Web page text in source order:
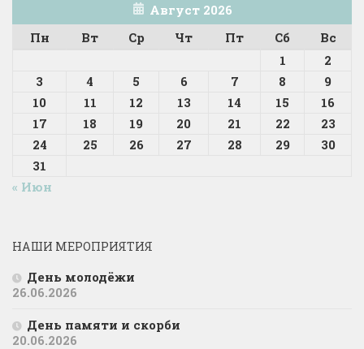
Август 2026
Пн
Вт Ср Чт Пт Сб
Вс
1
2
3
4 5 6 7 8
9
10
11 12 13 14 15
16
17
18 19 20 21 22
23
24
25 26 27 28 29
30
31
« Июн
НАШИ МЕРОПРИЯТИЯ
День молодёжи
26.06.2026
День памяти и скорби
20.06.2026